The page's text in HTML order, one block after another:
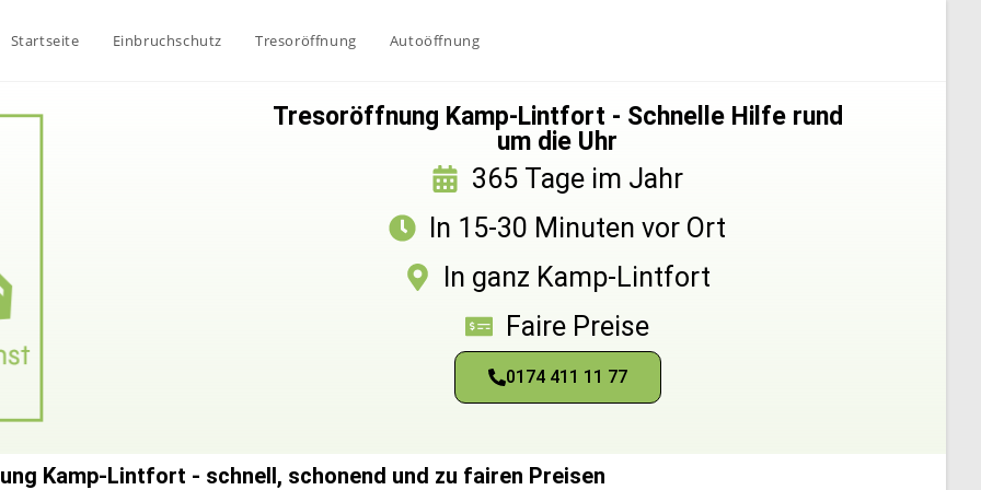
Startseite Einbruchschutz Tresoröffnung Autoöffnung
Tresoröffnung Kamp-Lintfort - Schnelle Hilfe rund
um die Uhr
365 Tage im Jahr
In 15-30 Minuten vor Ort
In ganz Kamp-Lintfort
Faire Preise
0174 411 11 77
Kamp-Lintfort - schnell, schonend und zu fairen Preisen